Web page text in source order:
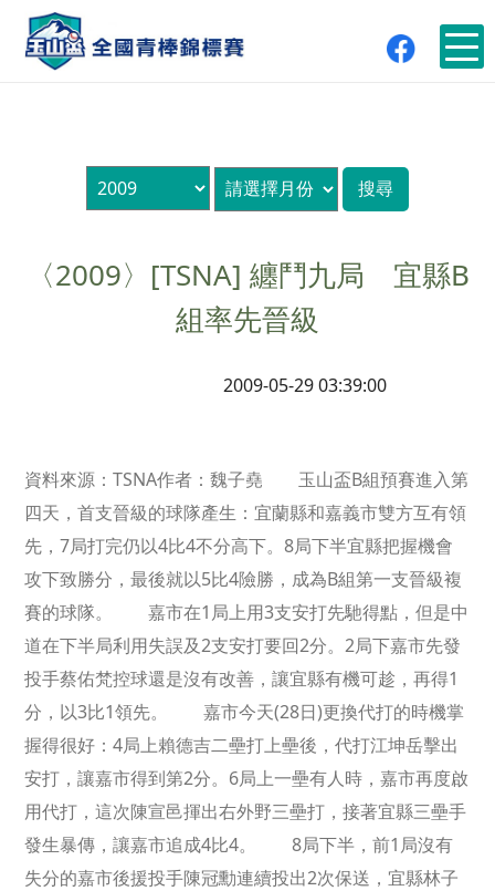
〈2009〉[TSNA] 纏鬥九局 宜縣B
組率先晉級
2009-05-29 03:39:00
資料來源：TSNA作者：魏子堯 玉山盃B組預賽進入第
四天，首支晉級的球隊產生：宜蘭縣和嘉義市雙方互有領
先，7局打完仍以4比4不分高下。8局下半宜縣把握機會
攻下致勝分，最後就以5比4險勝，成為B組第一支晉級複
賽的球隊。 嘉市在1局上用3支安打先馳得點，但是中
道在下半局利用失誤及2支安打要回2分。2局下嘉市先發
投手蔡佑梵控球還是沒有改善，讓宜縣有機可趁，再得1
分，以3比1領先。 嘉市今天(28日)更換代打的時機掌
握得很好：4局上賴德吉二壘打上壘後，代打江坤岳擊出
安打，讓嘉市得到第2分。6局上一壘有人時，嘉市再度啟
用代打，這次陳宣邑揮出右外野三壘打，接著宜縣三壘手
發生暴傳，讓嘉市追成4比4。 8局下半，前1局沒有
失分的嘉市後援投手陳冠勳連續投出2次保送，宜縣林子